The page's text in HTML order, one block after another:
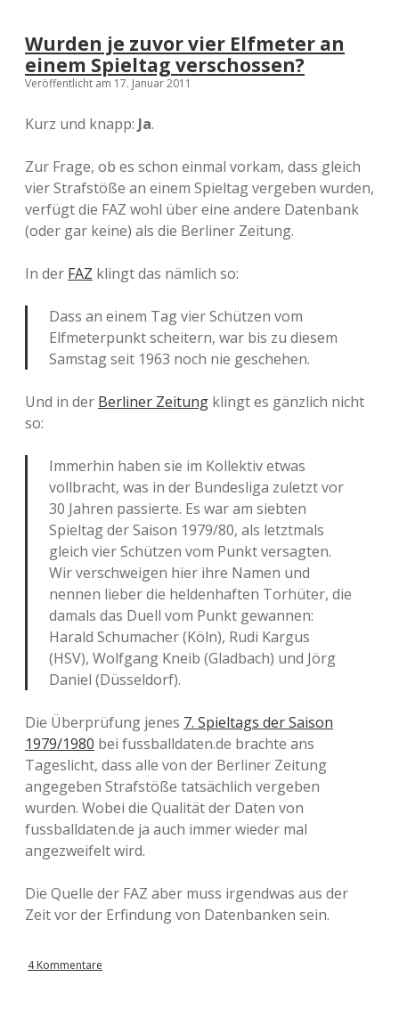
Wurden je zuvor vier Elfmeter an
einem Spieltag verschossen?
Veröffentlicht am 17. Januar 2011
Kurz und knapp: Ja.
Zur Frage, ob es schon einmal vorkam, dass gleich
vier Strafstöße an einem Spieltag vergeben wurden,
verfügt die FAZ wohl über eine andere Datenbank
(oder gar keine) als die Berliner Zeitung.
In der FAZ klingt das nämlich so:
Dass an einem Tag vier Schützen vom
Elfmeterpunkt scheitern, war bis zu diesem
Samstag seit 1963 noch nie geschehen.
Und in der Berliner Zeitung klingt es gänzlich nicht
so:
Immerhin haben sie im Kollektiv etwas
vollbracht, was in der Bundesliga zuletzt vor
30 Jahren passierte. Es war am siebten
Spieltag der Saison 1979/80, als letztmals
gleich vier Schützen vom Punkt versagten.
Wir verschweigen hier ihre Namen und
nennen lieber die heldenhaften Torhüter, die
damals das Duell vom Punkt gewannen:
Harald Schumacher (Köln), Rudi Kargus
(HSV), Wolfgang Kneib (Gladbach) und Jörg
Daniel (Düsseldorf).
Die Überprüfung jenes 7. Spieltags der Saison
1979/1980 bei fussballdaten.de brachte ans
Tageslicht, dass alle von der Berliner Zeitung
angegeben Strafstöße tatsächlich vergeben
wurden. Wobei die Qualität der Daten von
fussballdaten.de ja auch immer wieder mal
angezweifelt wird.
Die Quelle der FAZ aber muss irgendwas aus der
Zeit vor der Erfindung von Datenbanken sein.
4 Kommentare